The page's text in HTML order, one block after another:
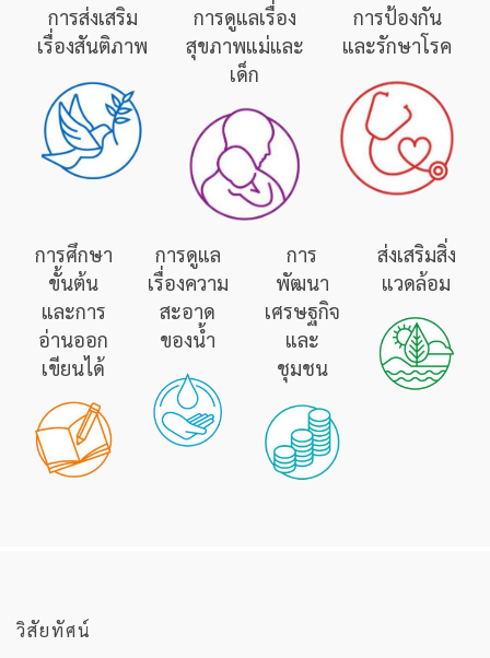
เรื่องสันติภาพ
สุขภาพแม่และ
เด็ก
และรักษาโรค
ขั้นต้น
และการ
อ่านออก
เขียนได้
การดูแล
เรื่องความ
สะอาด
ของน้ำ
พัฒนา
เศรษฐกิจ
และ
ชุมชน
แวดล้อม